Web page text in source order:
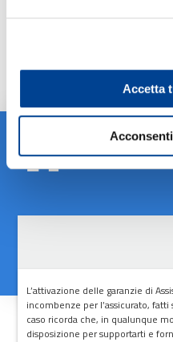
Accetta
casi di oggettivo impedimento
Cosa
L’attivazione delle garanzie di
incombenze per l’assicurato,
caso ricorda che, in qualunque
disposizione per supportarti e